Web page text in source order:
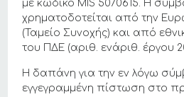
με κωδικό MIS 5070615. Η
χρηματοδοτείται από την
(Ταμείο Συνοχής) και από
του ΠΔΕ (αριθ. ενάριθ. έργου
Η δαπάνη για την εν λόγω
εγγεγραμμένη πίστωση στο